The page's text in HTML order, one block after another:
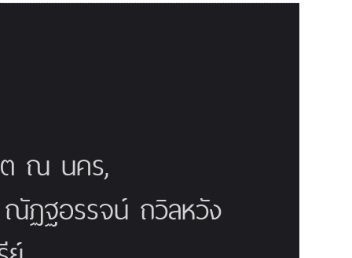
ต ณ นคร,
ฏฐอรรจน์ ถวิลหวัง